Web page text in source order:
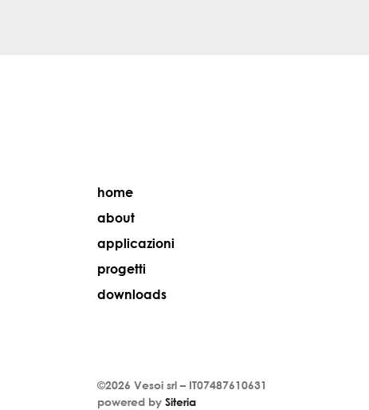
home
about
applicazioni
progetti
downloads
©2026 Vesoi srl – IT07487610631
powered by Siteria